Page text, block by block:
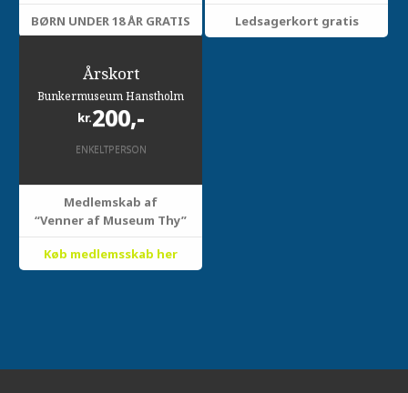
BØRN UNDER 18 ÅR GRATIS Ledsagerkort gratis
Årskort
Bunkermuseum Hanstholm
kr.200,-
ENKELTPERSON
Medlemskab af
“Venner af Museum Thy”
Køb medlemsskab her